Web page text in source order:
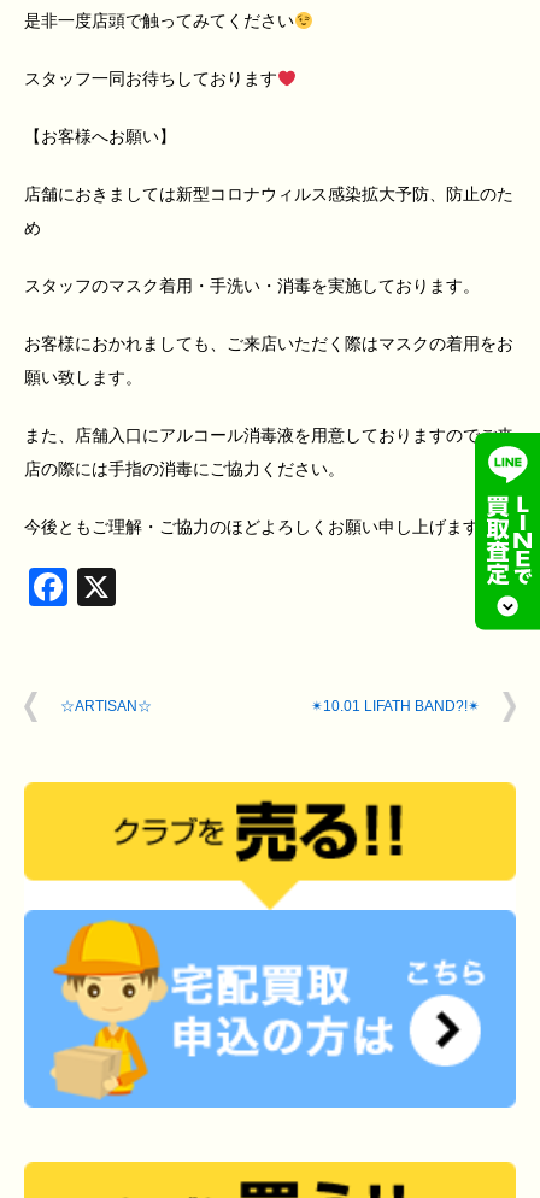
是非一度店頭で触ってみてください
スタッフ一同お待ちしております
【お客様へお願い】
店舗におきましては新型コロナウィルス感染拡大予防、防止のた
め
スタッフのマスク着用・手洗い・消毒を実施しております。
お客様におかれましても、ご来店いただく際はマスクの着用をお
願い致します。
また、店舗入口にアルコール消毒液を用意しておりますのでご来
店の際には手指の消毒にご協力ください。
今後ともご理解・ご協力のほどよろしくお願い申し上げます。
Facebook
☆ARTISAN☆ ✴︎10.01 LIFATH BAND?!✴︎